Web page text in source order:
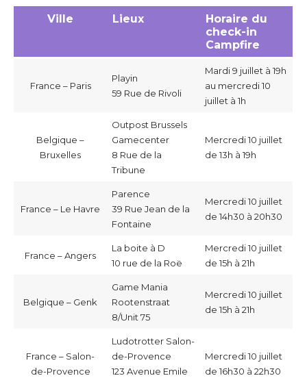
Ville Lieux
Horaire du
check-in
Campfire
France – Paris
Playin
59 Rue de Rivoli
Mardi 9 juillet à 19h
au mercredi 10
juillet à 1h
Belgique –
Bruxelles
Outpost Brussels
Gamecenter
8 Rue de la
Tribune
Mercredi 10 juillet
de 13h à 19h
France – Le Havre
Parence
39 Rue Jean de la
Fontaine
Mercredi 10 juillet
de 14h30 à 20h30
France – Angers
La boite à D
10 rue de la Roë
Mercredi 10 juillet
de 15h à 21h
Belgique – Genk
Game Mania
Rootenstraat
8/Unit 75
Mercredi 10 juillet
de 15h à 21h
France – Salon-
de-Provence
Ludotrotter Salon-
de-Provence
123 Avenue Emile
Mercredi 10 juillet
de 16h30 à 22h30